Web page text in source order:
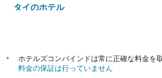
タイのホテル
*
ホテルズコンバインドは常に正確な料金を
料金の保証は行っていません